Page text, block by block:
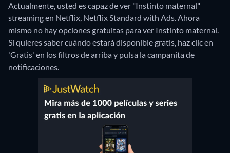
Actualmente, usted es capaz de ver "Instinto maternal"
streaming en Netflix, Netflix Standard with Ads.Ahora
mismo no hay opciones gratuitas para ver Instinto maternal.
Si quieres saber cuándo estará disponible gratis, haz clic en
'Gratis' en los filtros de arriba y pulsa la campanita de
notificaciones.